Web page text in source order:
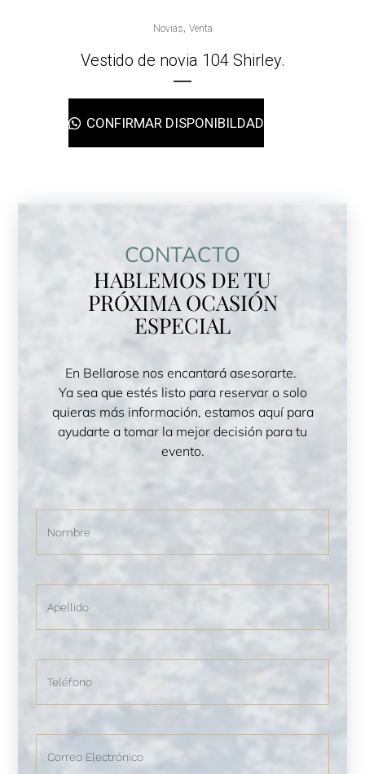
Novias, Venta
Vestido de novia 104 Shirley.
CONFIRMAR DISPONIBILDAD
CONTACTO
HABLEMOS DE TU
PRÓXIMA OCASIÓN
ESPECIAL
En Bellarose nos encantará asesorarte.
Ya sea que estés listo para reservar o solo
quieras más información, estamos aquí para
ayudarte a tomar la mejor decisión para tu
evento.